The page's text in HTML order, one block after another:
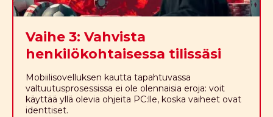
Vaihe 3: Vahvista
henkilökohtaisessa tilissäsi
Mobiilisovelluksen kautta tapahtuvassa
valtuutusprosessissa ei ole olennaisia eroja: voit
käyttää yllä olevia ohjeita PC:lle, koska vaiheet ovat
identtiset.